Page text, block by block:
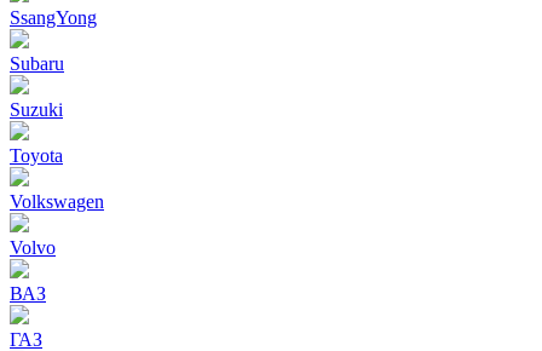
SsangYong
Subaru
Suzuki
Toyota
Volkswagen
Volvo
ВАЗ
ГАЗ